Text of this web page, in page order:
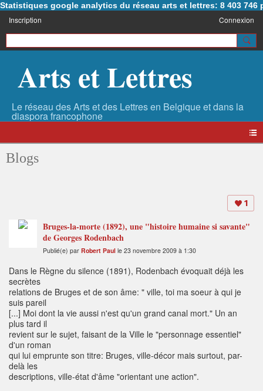
Statistiques google analytics du réseau arts et lettres: 8 403 746
Inscription Connexion
Arts et Lettres
Blogs
1
Bruges-la-morte (1892), une "histoire humaine si savante"
de Georges Rodenbach
Publié(e) par Robert Paul le 23 novembre 2009 à 1:30
Dans le Règne du silence (1891), Rodenbach évoquait déjà les
secrètes
relations de Bruges et de son âme: " ville, toi ma soeur à qui je
suis pareil
[...] Moi dont la vie aussi n'est qu'un grand canal mort." Un an
plus tard il
revient sur le sujet, faisant de la Ville le "personnage essentiel"
d'un roman
qui lui emprunte son titre: Bruges, ville-décor mais surtout, par-
delà les
descriptions, ville-état d'âme "orientant une action".